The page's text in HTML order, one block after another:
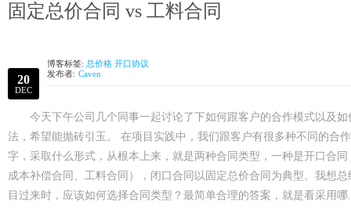
造为新型物业公司
固定总价合同 vs 工料合同
20
DEC
发布者: Caven
博客标签: 总价格 开口协议
今天下午公司几个同事一起讨论了下如何跟客户的合作模式以及
法，希望能抛砖引玉。 在项目实践中，我们跟客户有很多种不同的合
字，采取什么形式，从根本上来，就是两种合同类型，一种是开口合
成本补偿合同、工料合同），闭口合同以固定总价合同为典型。我想
目过来时，应该如何选择合同类型？最简单合理的答案，就是看采用哪